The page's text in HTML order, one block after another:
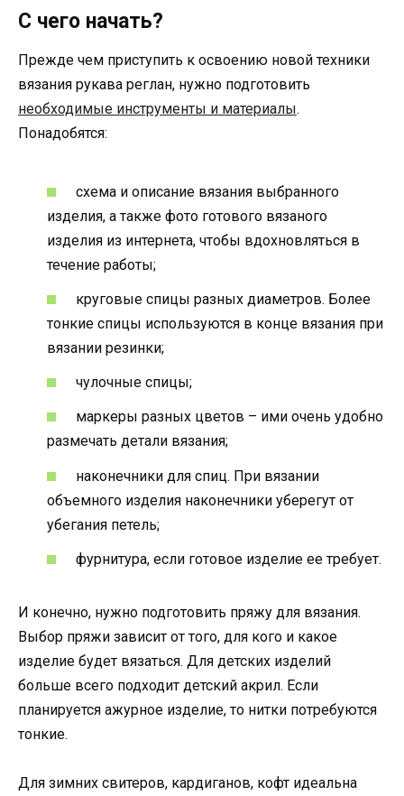
С чего начать?
Прежде чем приступить к освоению новой техники
вязания рукава реглан, нужно подготовить
необходимые инструменты и материалы.
Понадобятся:
схема и описание вязания выбранного
изделия, а также фото готового вязаного
изделия из интернета, чтобы вдохновляться в
течение работы;
круговые спицы разных диаметров. Более
тонкие спицы используются в конце вязания при
вязании резинки;
чулочные спицы;
маркеры разных цветов – ими очень удобно
размечать детали вязания;
наконечники для спиц. При вязании
объемного изделия наконечники уберегут от
убегания петель;
фурнитура, если готовое изделие ее требует.
И конечно, нужно подготовить пряжу для вязания.
Выбор пряжи зависит от того, для кого и какое
изделие будет вязаться. Для детских изделий
больше всего подходит детский акрил. Если
планируется ажурное изделие, то нитки потребуются
тонкие.
Для зимних свитеров, кардиганов, кофт идеальна